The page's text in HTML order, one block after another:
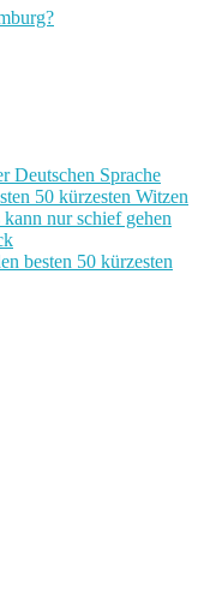
Deutschen Sprache
50 kürzesten Witzen
nur schief gehen
besten 50 kürzesten